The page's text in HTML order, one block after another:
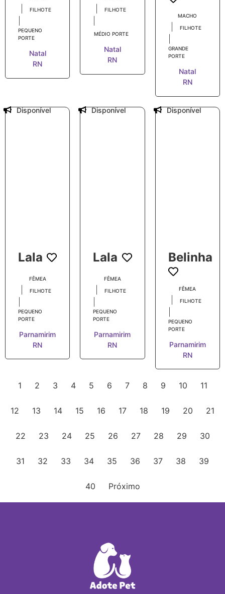
FILHOTE
PEQUENO
PORTE
Natal
RN
FILHOTE
MÉDIO PORTE
Natal
RN
MACHO
FILHOTE
GRANDE
PORTE
Natal
RN
Lala
FÊMEA
FILHOTE
PEQUENO
PORTE
Parnamirim
RN
Disponível
Lala
FÊMEA
FILHOTE
PEQUENO
PORTE
Parnamirim
RN
Disponível
Belinha
FÊMEA
FILHOTE
PEQUENO
PORTE
Parnamirim
RN
Disponível
1 2 3 4 5 6 7 8 9 10 11
12 13 14 15 16 17 18 19 20 21
22 23 24 25 26 27 28 29 30
31 32 33 34 35 36 37 38 39
40 Próximo